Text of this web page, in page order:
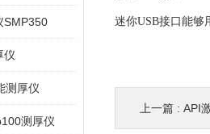
SMP350
仪
测厚仪
测厚仪
迷你USB接口能够
上一篇 : API